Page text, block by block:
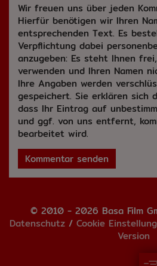
Wir freuen uns über jeden
Hierfür benötigen wir Ihren
entsprechenden Text. Es
Verpflichtung dabei
anzugeben: Es steht Ihnen
verwenden und Ihren Namen
Ihre Angaben werden
gespeichert. Sie erklären sich
dass Ihr Eintrag auf
und ggf. von uns entfernt,
bearbeitet wird.
Kommentar senden
© 2010 - 2026 Basa Film
Datenschutz/ Cookie
Version